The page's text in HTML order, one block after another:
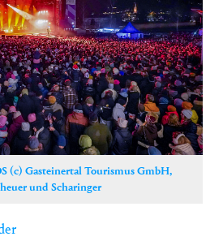
Yoga
Pressekontakt
(c) Gasteinertal Tourismus GmbH,
und Scharinger